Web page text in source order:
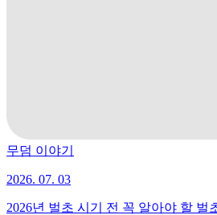
무덤 이야기
2026. 07. 03
2026년 벌초 시기 전 꼭 알아야 할 벌